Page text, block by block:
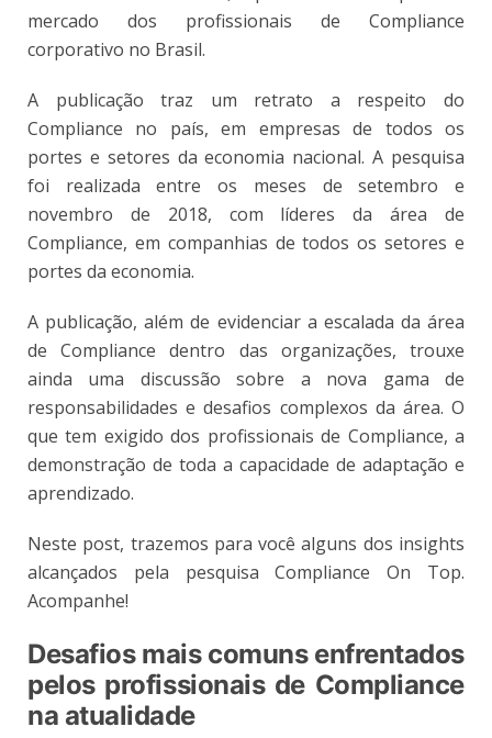
mercado dos profissionais de Compliance
corporativo no Brasil.
A publicação traz um retrato a respeito do
Compliance no país, em empresas de todos os
portes e setores da economia nacional. A pesquisa
foi realizada entre os meses de setembro e
novembro de 2018, com líderes da área de
Compliance, em companhias de todos os setores e
portes da economia.
A publicação, além de evidenciar a escalada da área
de Compliance dentro das organizações, trouxe
ainda uma discussão sobre a nova gama de
responsabilidades e desafios complexos da área. O
que tem exigido dos profissionais de Compliance, a
demonstração de toda a capacidade de adaptação e
aprendizado.
Neste post, trazemos para você alguns dos insights
alcançados pela pesquisa Compliance On Top.
Acompanhe!
Desafios mais comuns enfrentados
pelos profissionais de Compliance
na atualidade